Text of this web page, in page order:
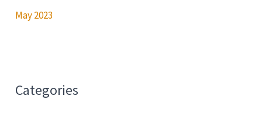
May 2023
Categories